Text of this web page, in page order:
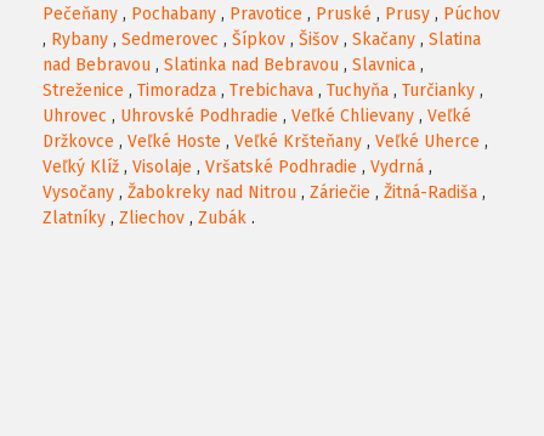
Pečeňany , Pochabany , Pravotice , Pruské , Prusy , Púchov
, Rybany , Sedmerovec , Šípkov , Šišov , Skačany , Slatina
nad Bebravou , Slatinka nad Bebravou , Slavnica ,
Streženice , Timoradza , Trebichava , Tuchyňa , Turčianky ,
Uhrovec , Uhrovské Podhradie , Veľké Chlievany , Veľké
Držkovce , Veľké Hoste , Veľké Kršteňany , Veľké Uherce ,
Veľký Klíž , Visolaje , Vršatské Podhradie , Vydrná ,
Vysočany , Žabokreky nad Nitrou , Záriečie , Žitná-Radiša ,
Zlatníky , Zliechov , Zubák .